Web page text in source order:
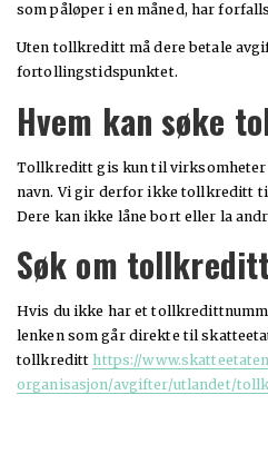
som påløper i en måned, har
Uten tollkreditt må dere betale
fortollingstidspunktet.
Hvem kan søke
Tollkreditt gis kun til
navn. Vi gir derfor ikke tollkreditt
Dere kan ikke låne bort eller la
Søk om
Hvis du ikke har et
lenken som går direkte til
tollkreditthttps://
organisasjon/avgifter/utlandet/